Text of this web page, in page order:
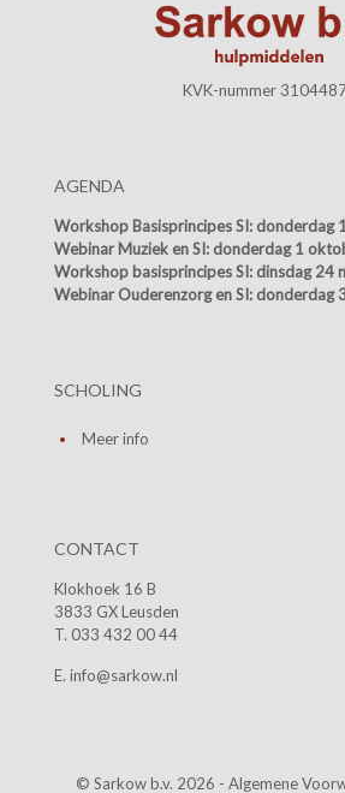
KVK-nummer
AGENDA
Workshop Basisprincipes SI: donderdag
Webinar Muziek en SI: donderdag 1
Workshop basisprincipes SI: dinsdag 24
Webinar Ouderenzorg en SI: donderdag
SCHOLING
Meer info
CONTACT
Klokhoek 16 B
3833 GX Leusden
T. 033 432 00 44
E. info@sarkow.nl
© Sarkow b.v. 2026 - Algemene